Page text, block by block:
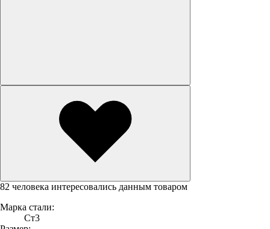
82 человека интересовались данным товаром
Марка стали:
Ст3